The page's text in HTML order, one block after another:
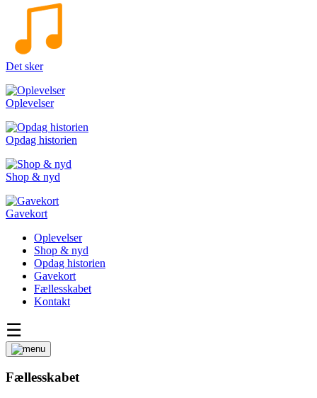
Det sker
Oplevelser
Opdag historien
Shop & nyd
Gavekort
Oplevelser
Shop & nyd
Opdag historien
Gavekort
Fællesskabet
Kontakt
☰
Fællesskabet